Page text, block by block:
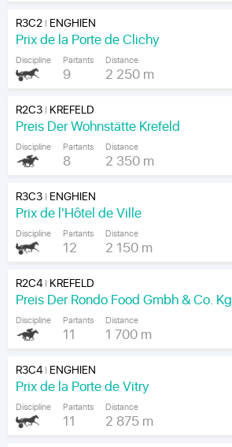
R3C2| ENGHIEN
Prix de la Porte de Clichy
Discipline Partants
9
Distance
2 250 m
R2C3| KREFELD
Preis Der Wohnstätte Krefeld
Discipline Partants
8
Distance
2 350 m
R3C3| ENGHIEN
Prix de l'Hôtel de Ville
Discipline Partants
12
Distance
2 150 m
R2C4| KREFELD
Preis Der Rondo Food Gmbh & Co. Kg
Discipline Partants
11
Distance
1 700 m
R3C4| ENGHIEN
Prix de la Porte de Vitry
Discipline Partants
11
Distance
2 875 m